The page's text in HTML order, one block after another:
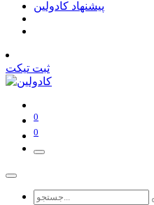
پیشنهاد کادولین
ثبت تیکت
0
0